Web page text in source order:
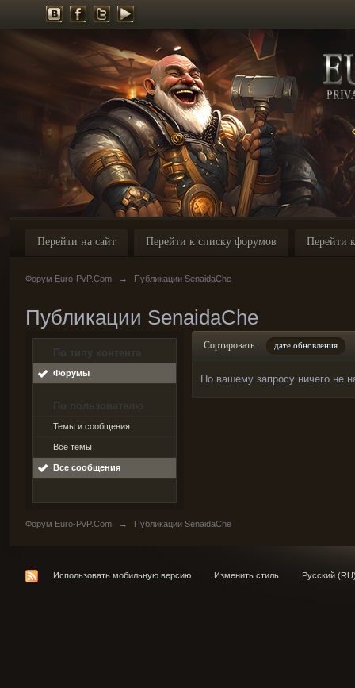
Перейти на сайт Перейти к списку форумов Перейти
Форум Euro-PvP.Com → Публикации SenaidaChe
Публикации SenaidaChe
По типу контента
Форумы
По пользователю
Темы и сообщения
Все темы
Все сообщения
Сортировать дате обновления
По вашему запросу ничего не
Форум Euro-PvP.Com → Публикации SenaidaChe
Использовать мобильную версию Изменить стиль Русский